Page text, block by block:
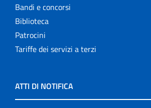
Bandi e concorsi
Biblioteca
Patrocini
Tariffe dei servizi a terzi
ATTI DI NOTIFICA